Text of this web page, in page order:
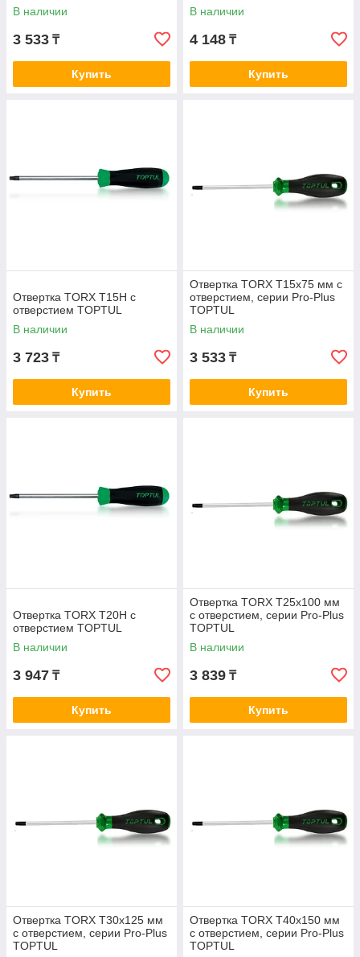
В наличии
3 533 ₸
Купить
В наличии
4 148 ₸
Купить
Отвертка TORX T15H с
отверстием TOPTUL
В наличии
3 723 ₸
Купить
Отвертка TORX T15x75 мм с
отверстием, серии Pro-Plus
TOPTUL
В наличии
3 533 ₸
Купить
Отвертка TORX T20H с
отверстием TOPTUL
В наличии
3 947 ₸
Купить
Отвертка TORX T25x100 мм
с отверстием, серии Pro-Plus
TOPTUL
В наличии
3 839 ₸
Купить
Отвертка TORX T30x125 мм
с отверстием, серии Pro-Plus
TOPTUL
Отвертка TORX T40x150 мм
с отверстием, серии Pro-Plus
TOPTUL